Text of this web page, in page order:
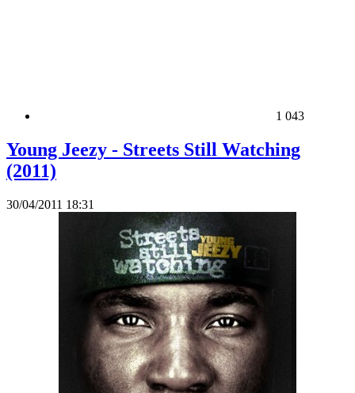
1 043
Young Jeezy - Streets Still Watching
(2011)
30/04/2011 18:31